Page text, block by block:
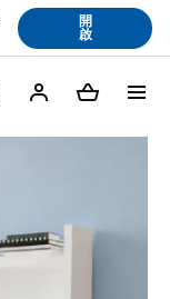
開
啟